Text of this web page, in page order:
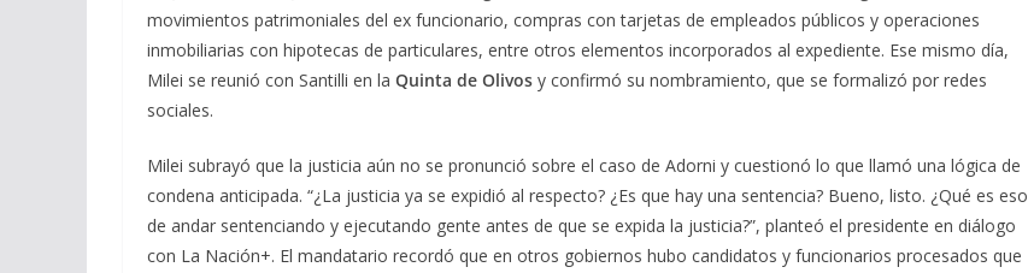
movimientos patrimoniales del ex funcionario, compras con tarjetas de empleados públicos y operaciones
inmobiliarias con hipotecas de particulares, entre otros elementos incorporados al expediente. Ese mismo día,
Milei se reunió con Santilli en la Quinta de Olivos y confirmó su nombramiento, que se formalizó por redes
sociales.
Milei subrayó que la justicia aún no se pronunció sobre el caso de Adorni y cuestionó lo que llamó una lógica de
condena anticipada. “¿La justicia ya se expidió al respecto? ¿Es que hay una sentencia? Bueno, listo. ¿Qué es eso
de andar sentenciando y ejecutando gente antes de que se expida la justicia?”, planteó el presidente en diálogo
con La Nación+. El mandatario recordó que en otros gobiernos hubo candidatos y funcionarios procesados que